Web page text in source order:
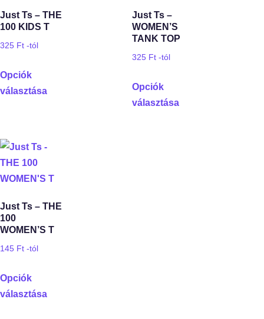
Just Ts – THE
100 KIDS T
325 Ft -tól
Opciók
választása
Just Ts –
WOMEN’S
TANK TOP
325 Ft -tól
Opciók
választása
Just Ts – THE
100
WOMEN’S T
145 Ft -tól
Opciók
választása